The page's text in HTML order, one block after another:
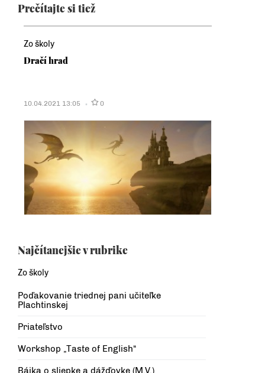
Prečítajte si tiež
Zo školy
Dračí hrad
10.04.2021 13:05 0
Najčítanejšie v rubrike
Zo školy
Poďakovanie triednej pani učiteľke
Plachtinskej
Priateľstvo
Workshop „Taste of English“
Bájka o sliepke a dážďovke (M.V.)